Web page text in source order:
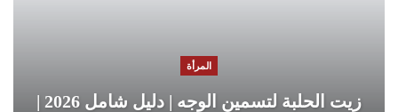
المرأة
زيت الحلبة لتسمين الوجه | دليل شامل 2026 |